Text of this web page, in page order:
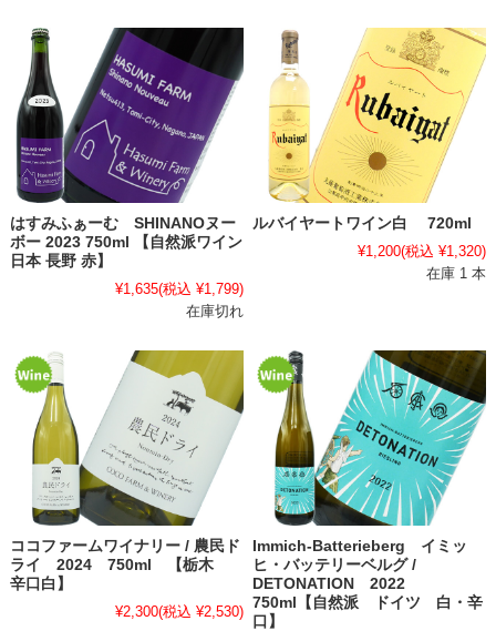
はすみふぁーむ SHINANOヌー
ボー 2023 750ml 【自然派ワイン
日本 長野 赤】
¥1,635(税込 ¥1,799)
在庫切れ
ルバイヤートワイン白 720ml
¥1,200(税込 ¥1,320)
在庫 1 本
ココファームワイナリー / 農民ド
ライ 2024 750ml 【栃木
辛口白】
¥2,300(税込 ¥2,530)
Immich-Batterieberg イミッ
ヒ・バッテリーベルグ /
DETONATION 2022
750ml【自然派 ドイツ 白・辛
口】